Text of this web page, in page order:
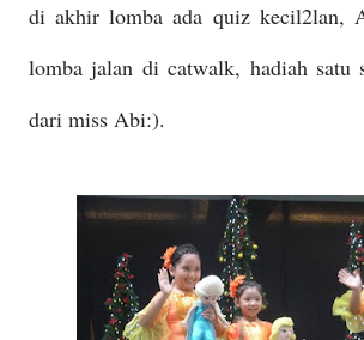
di akhir lomba ada quiz kecil2lan,
lomba jalan di catwalk, hadiah satu
dari miss Abi:).